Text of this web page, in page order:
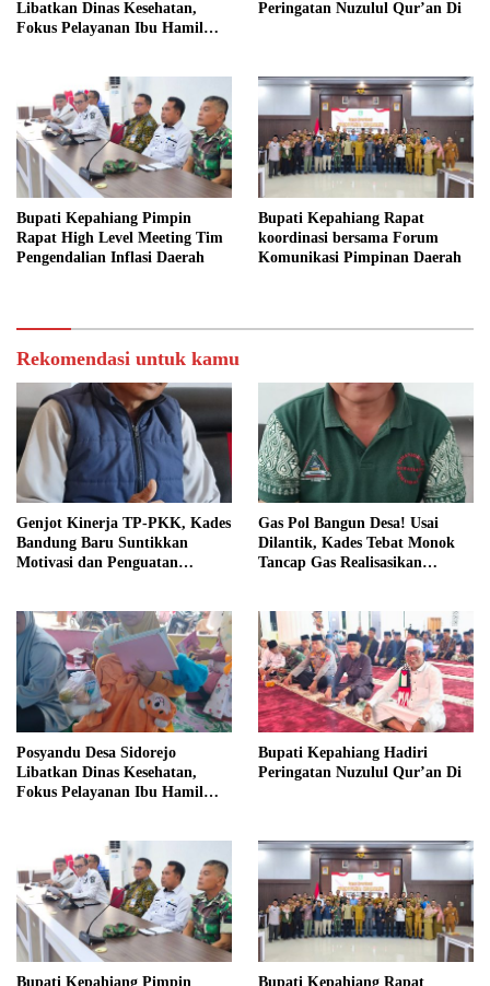
Libatkan Dinas Kesehatan,
Fokus Pelayanan Ibu Hamil
Peringatan Nuzulul Qur’an Di
Bupati Kepahiang Pimpin
Rapat High Level Meeting Tim
Pengendalian Inflasi Daerah
Bupati Kepahiang Rapat
koordinasi bersama Forum
Komunikasi Pimpinan Daerah
Rekomendasi untuk kamu
Genjot Kinerja TP-PKK, Kades
Bandung Baru Suntikkan
Motivasi dan Penguatan
Gas Pol Bangun Desa! Usai
Dilantik, Kades Tebat Monok
Tancap Gas Realisasikan
Posyandu Desa Sidorejo
Libatkan Dinas Kesehatan,
Fokus Pelayanan Ibu Hamil
Bupati Kepahiang Hadiri
Peringatan Nuzulul Qur’an Di
Bupati Kepahiang Pimpin
Bupati Kepahiang Rapat